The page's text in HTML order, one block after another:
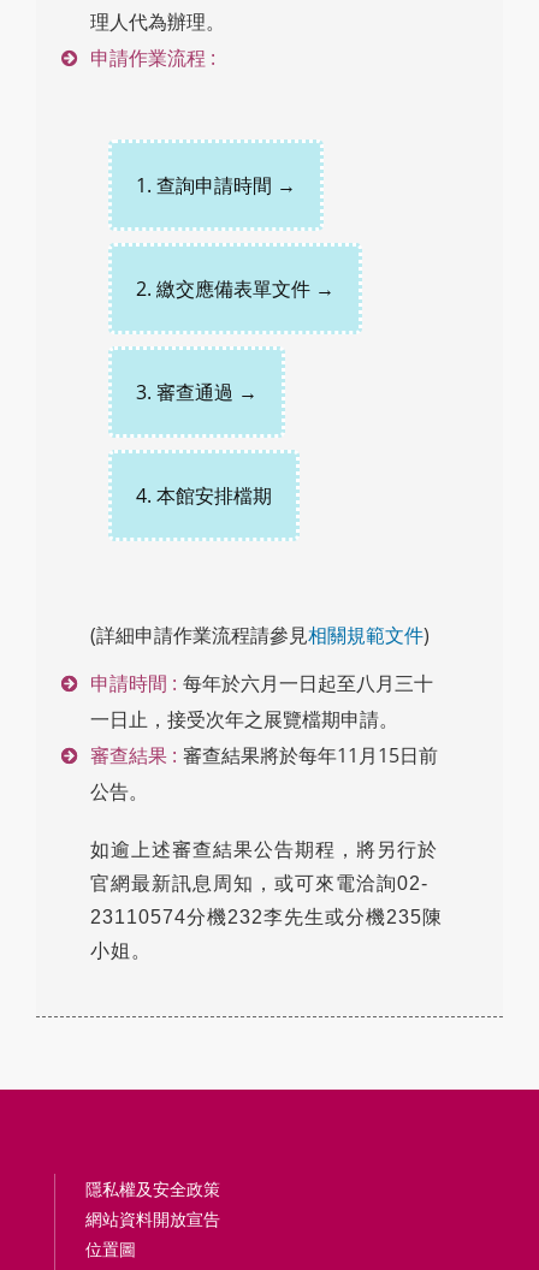
理人代為辦理。
申請作業流程 :
1. 查詢申請時間 →
2. 繳交應備表單文件 →
3. 審查通過 →
4. 本館安排檔期
(詳細申請作業流程請參見相關規範文件)
申請時間 : 每年於六月一日起至八月三十
一日止，接受次年之展覽檔期申請。
審查結果 : 審查結果將於每年11月15日前
公告。
如逾上述審查結果公告期程，將另行於
官網最新訊息周知，或可來電洽詢02-
23110574分機232李先生或分機235陳
小姐。
隱私權及安全政策
網站資料開放宣告
位置圖